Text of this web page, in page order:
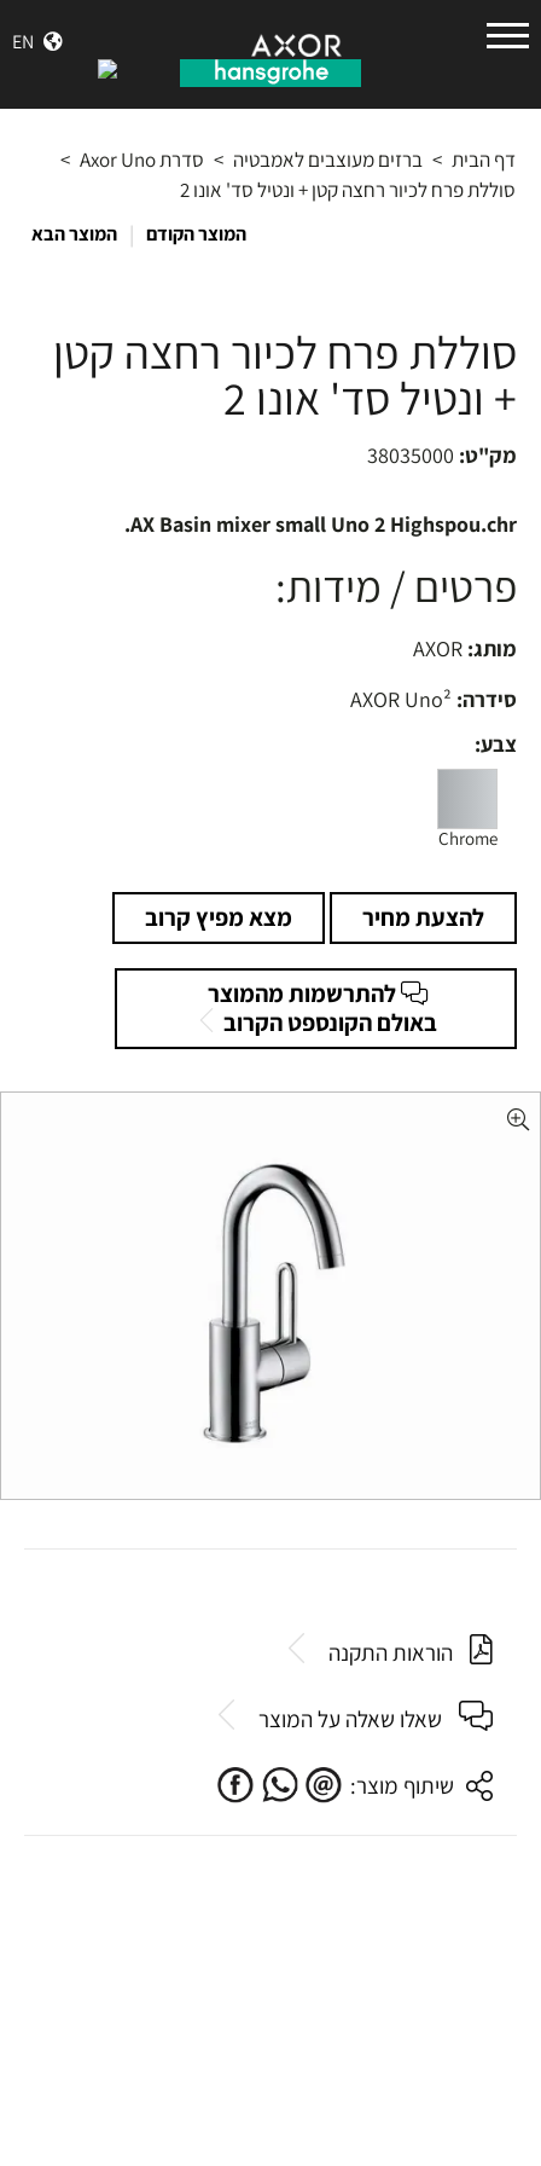
EN
גרואה
דף הבית > ברזים מעוצבים לאמבטיה > סדרת Axor Uno
>
סוללת פרח לכיור רחצה קטן + ונטיל סד' אונו 2
המוצר הקודם | המוצר הבא
סוללת פרח לכיור רחצה קטן
+ ונטיל סד' אונו 2
מק"ט: 38035000
AX Basin mixer small Uno 2 Highspou.chr.
פרטים / מידות:
מותג:
סידרה:
צבע:
Chrome
להצעת מחיר מצא מפיץ קרוב
להתרשמות מהמוצר
באולם הקונספט הקרוב
הוראות התקנה
שאלו שאלה על המוצר
שיתוף מוצר: